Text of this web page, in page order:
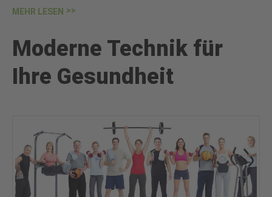
MEHR LESEN
Moderne Technik für
Ihre Gesundheit